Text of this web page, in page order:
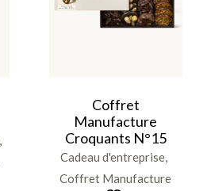
Coffret
Manufacture
Croquants N°15
Cadeau d'entreprise
Coffret Manufacture